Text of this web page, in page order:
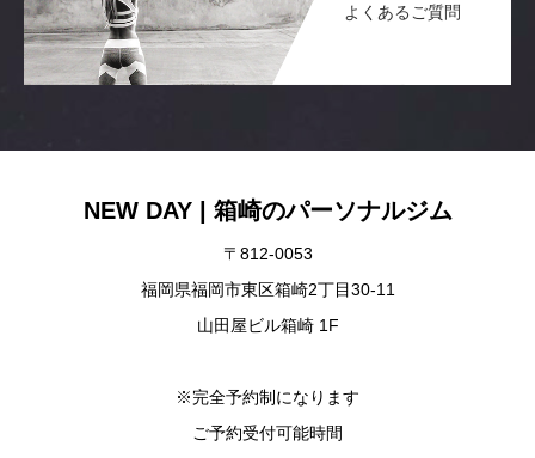
よくあるご質問
NEW DAY | 箱崎のパーソナルジム
〒812-0053
福岡県福岡市東区箱崎2丁目30-11
山田屋ビル箱崎 1F
※完全予約制になります
ご予約受付可能時間